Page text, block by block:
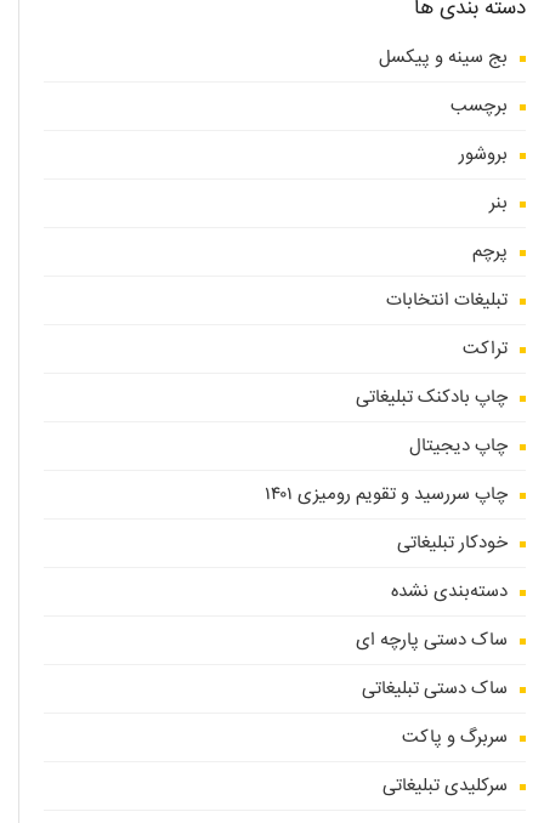
دسته بندی ها
بج سینه و پیکسل
برچسب
بروشور
بنر
پرچم
تبلیغات انتخابات
تراکت
چاپ بادکنک تبلیغاتی
چاپ دیجیتال
چاپ سررسید و تقویم رومیزی ۱۴۰۱
خودکار تبلیغاتی
دسته‌بندی نشده
ساک دستی پارچه ای
ساک دستی تبلیغاتی
سربرگ و پاکت
سرکلیدی تبلیغاتی